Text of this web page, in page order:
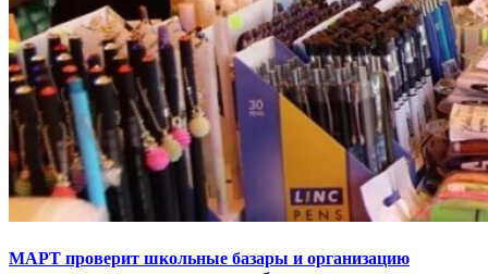
МАРТ проверит школьные базары и организацию